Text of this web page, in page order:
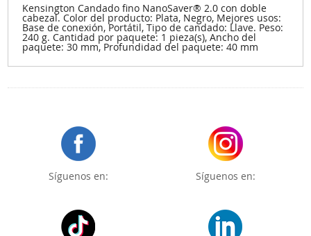
Kensington Candado fino NanoSaver® 2.0 con doble
cabezal. Color del producto: Plata, Negro, Mejores usos:
Base de conexión, Portátil, Tipo de candado: Llave. Peso:
240 g. Cantidad por paquete: 1 pieza(s), Ancho del
paquete: 30 mm, Profundidad del paquete: 40 mm
Síguenos en: Síguenos en: